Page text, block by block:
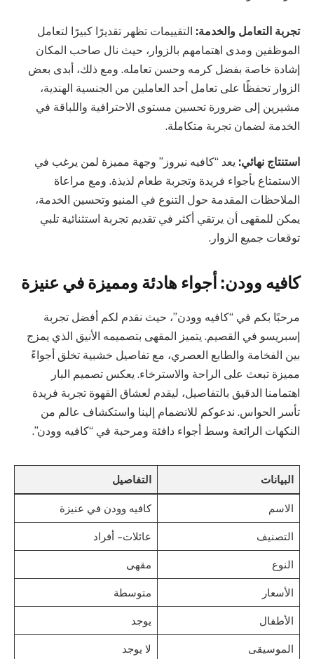
تجربة التعامل والخدمة: التقييمات تظهر تقديرًا كبيرًا لتعامل
الموظفين ومدى اهتمامهم بالزوار، حيث نال صاحب المكان
إشادة خاصة بفضل كرمه وحسن تعامله. ومع ذلك، أبدى بعض
الزوار تحفظًا على تعامل أحد العاملين من الجنسية الهندية،
مشيرين إلى ضرورة تحسين مستوى الاحترافية واللباقة في
الخدمة لضمان تجربة متكاملة.
استنتاج نهائي: يعد “كافيه نيروز” وجهة مميزة لمن يرغب في
الاستمتاع بأجواء فريدة وتجربة طعام لذيذة. ومع مراعاة
الملاحظات المقدمة حول التنوع في المنيو وتحسين الخدمة،
يمكن للمقهى أن يرتقي أكثر في تقديم تجربة استثنائية تلبي
توقعات جميع الزوار.
كافيه وودن: أجواء هادئة ومميزة في عنيزة
مرحبًا بكم في “كافيه وودن”، حيث نقدم لكم أفضل تجربة
إسبريسو في القصيم. يتميز المقهى بتصميمه الأنيق الذي يمزج
بين الفخامة والطابع العصري، مع تفاصيل خشبية تخلق أجواءً
مميزة تبعث على الراحة والاسترخاء. يعكس تصميم البار
اهتمامنا الدقيق بالتفاصيل، ليقدم لعشاق القهوة تجربة فريدة
تأسر الحواس. ندعوكم للانضمام إلينا واستكشاف عالم من
النكهات الرائعة وسط أجواء دافئة ومرحبة في “كافيه وودن”.
البيانات التفاصيل
الاسم كافيه وودن في عنيزة
التصنيف عائلات – أفراد
النوع مقهى
الأسعار متوسطة
الأطفال يوجد
الموسيقى لا يوجد